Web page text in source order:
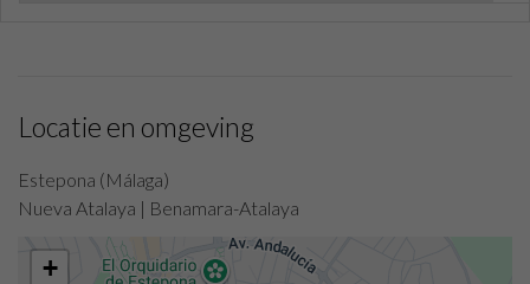
Locatie en omgeving
Estepona (Málaga)
Nueva Atalaya | Benamara-Atalaya
+